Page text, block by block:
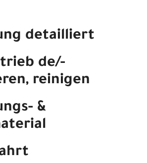
detailliert
de/-
reinigen
&